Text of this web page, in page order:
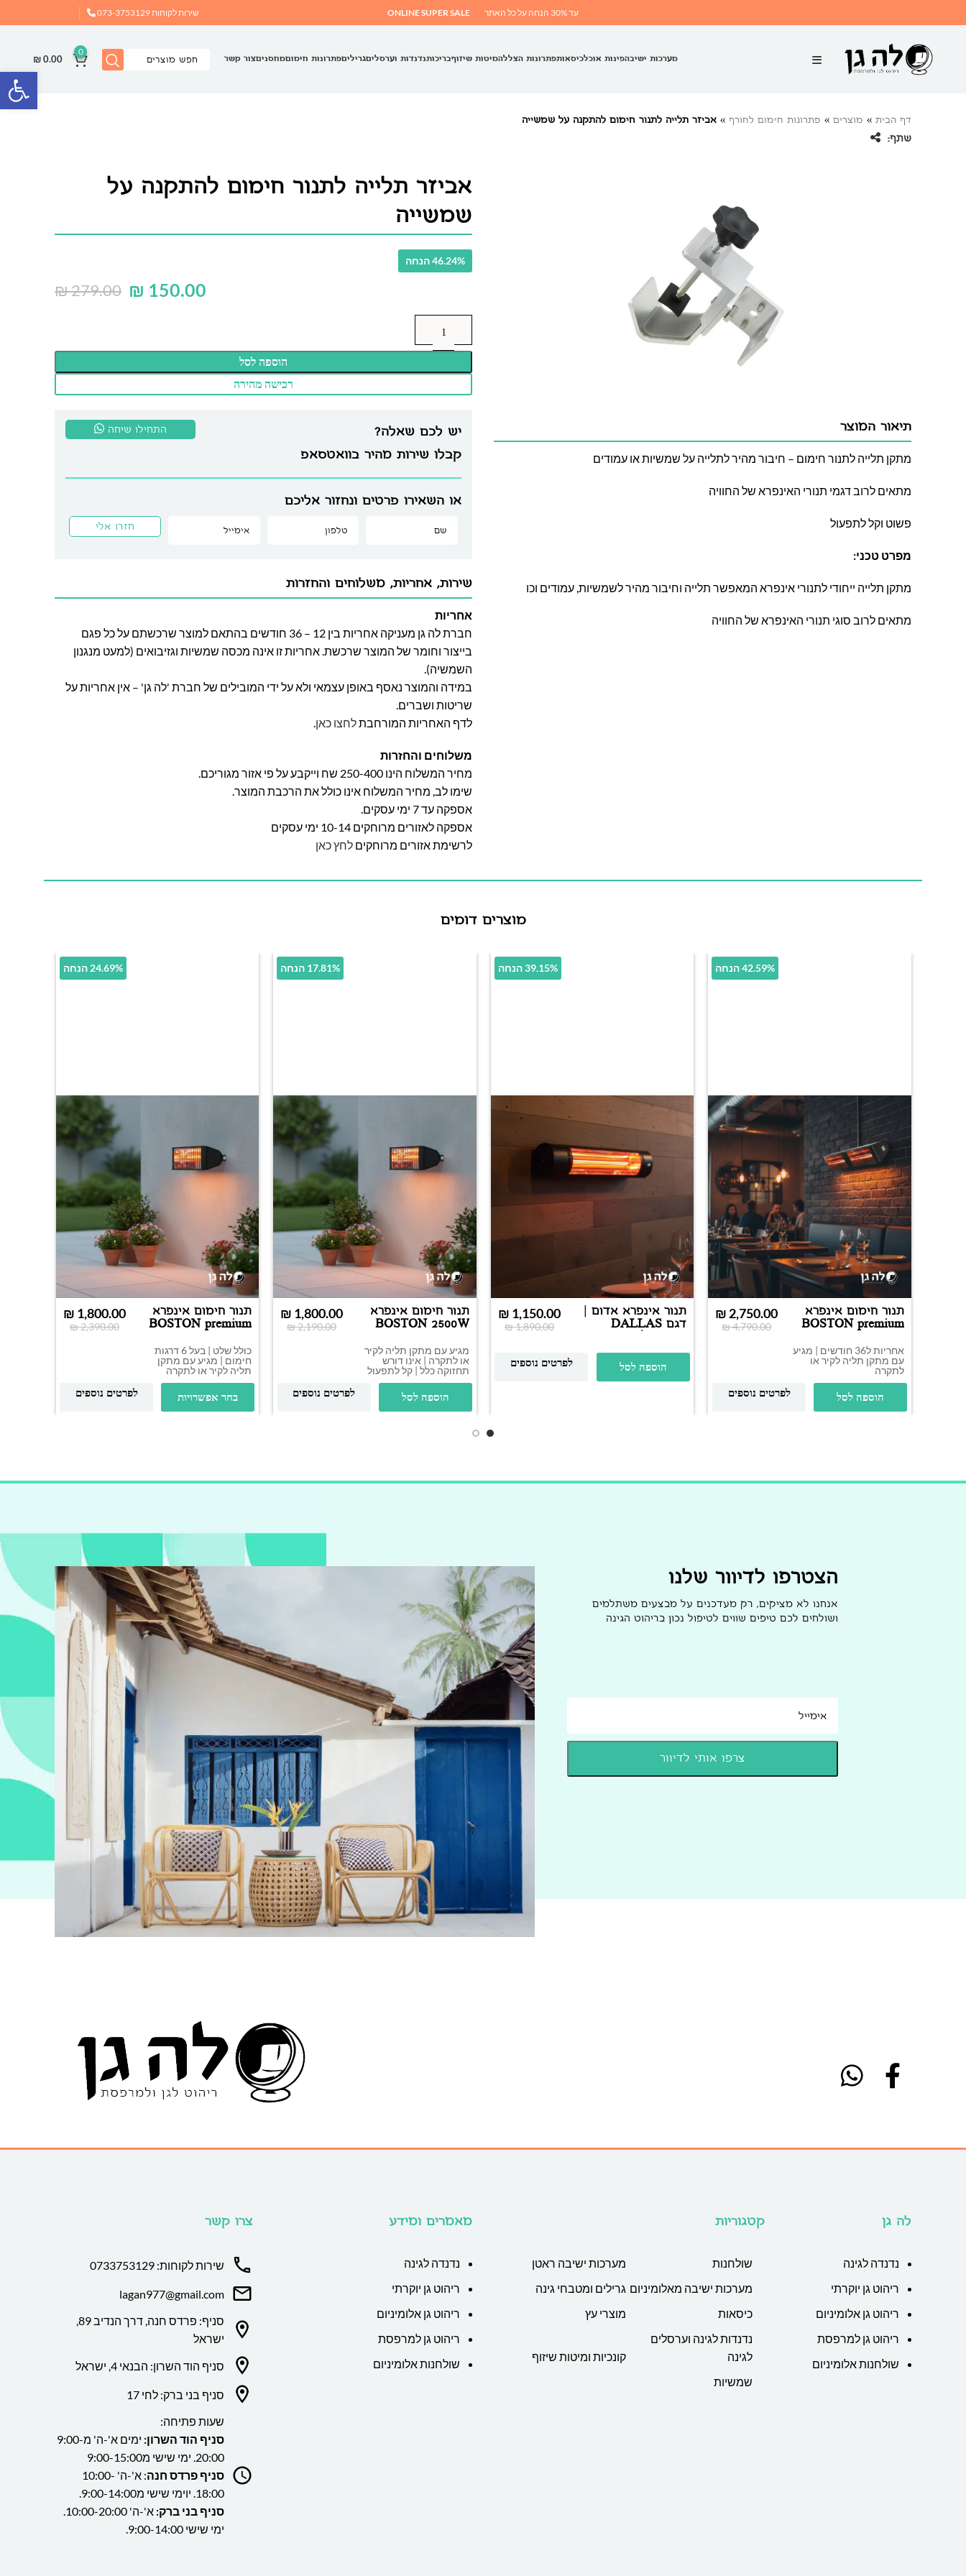
עד 30% הנחה על כל האתר ONLINE SUPER SALE שירות לקוחות073-3753129
מערכות ישיבהפינות אוכלכיסאותפתרונות הצללהמיטות שיזוףבריכותנדנדות וערסליםגריליםפתרונות חימוםמחסניםצור קשר
0
₪0.00
דף הבית » מוצרים » פתרונות חימום לחורף » אביזר תלייה לתנור חימום להתקנה על שמשייה
שתף:
תיאור המוצר
מתקן תלייה לתנור חימום – חיבור מהיר לתלייה על שמשיות או עמודים
מתאים לרוב דגמי תנורי האינפרא של החוויה
פשוט וקל לתפעול
מפרט טכני:
מתקן תלייה ייחודי לתנורי אינפרא המאפשר תלייה וחיבור מהיר לשמשיות, עמודים וכו
מתאים לרוב סוגי תנורי האינפרא של החוויה
אביזר תלייה לתנור חימום להתקנה על
שמשייה
46.24% הנחה
₪279.00 ₪ 150.00
הוספה לסל
רכישה מהירה
יש לכם שאלה?
קבלו שירות מהיר בוואטסאפ
התחילו שיחה
או השאירו פרטים ונחזור אליכם
שירות, אחריות, משלוחים והחזרות
אחריות
חברת לה גן מעניקה אחריות בין 12 – 36 חודשים בהתאם למוצר שרכשתם על כל פגם
בייצור וחומר של המוצר שרכשת. אחריות זו אינה מכסה שמשיות וגזיבואים (למעט מנגנון
השמשיה).
במידה והמוצר נאסף באופן עצמאי ולא על ידי המובילים של חברת 'לה גן' – אין אחריות על
שריטות ושברים.
לדף האחריות המורחבתלחצו כאן.
משלוחים והחזרות
מחיר המשלוח הינו 250-400 שח וייקבע על פי אזור מגוריכם.
שימו לב, מחיר המשלוח אינו כולל את הרכבת המוצר.
אספקה עד 7 ימי עסקים.
אספקה לאזורים מרוחקים 10-14 ימי עסקים
לרשימת אזורים מרוחקים לחץ כאן
מוצרים דומים
42.59% הנחה
תנור חימום אינפרא
BOSTON premium
אחריות ל36 חודשים | מגיע
עם מתקן תליה לקיר או
לתקרה
₪4,790.00
₪2,750.00
הוספה לסל לפרטים נוספים
39.15% הנחה
תנור אינפרא אדום |
דגם DALLAS
₪1,890.00
₪ 1,150.00
הוספה לסל לפרטים נוספים
17.81% הנחה
תנור חימום אינפרא
BOSTON 2500W
מגיע עם מתקן תליה לקיר
או לתקרה | אינו דורש
תחזוקה כלל | קל לתפעול
₪2,190.00
₪ 1,800.00
הוספה לסל לפרטים נוספים
24.69% הנחה
תנור חימום אינפרא
BOSTON premium
כולל שלט | בעל 6 דרגות
חימום | מגיע עם מתקן
תליה לקיר או לתקרה
₪2,390.00
₪ 1,800.00
בחר אפשרויות לפרטים נוספים
הצטרפו לדיוור שלנו
אנחנו לא מציקים, רק מעדכנים על מבצעים משתלמים
ושולחים לכם טיפים שווים לטיפול נכון בריהוט הגינה
לה גן
נדנדה לגינה
ריהוט גן יוקרתי
ריהוט גן אלומיניום
ריהוט גן למרפסת
שולחנות אלומיניום
קטגוריות
שולחנות
מערכות ישיבה ראטן
מערכות ישיבה מאלומיניום גרילים ומטבחי גינה
כיסאות
מוצרי עץ
נדנדות לגינה וערסלים
לגינה
קונכיות ומיטות שיזוף
שמשיות
מאמרים ומידע
נדנדה לגינה
ריהוט גן יוקרתי
ריהוט גן אלומיניום
ריהוט גן למרפסת
שולחנות אלומיניום
צרו קשר
שירות לקוחות: 0733753129
lagan977@gmail.com
סניף: פרדס חנה, דרך הנדיב 89,
ישראל
סניף הוד השרון: הבנאי 4, ישראל
סניף בני ברק: לחי 17
שעות פתיחה:
סניף הוד השרון:
ימים א'-ה' מ9:00-
20:00. ימי שישי מ9:00-15:00
סניף פרדס חנה
: א'-ה' 10:00-
18:00. יוימי שישי מ9:00-14:00.
סניף בני ברק:
א'-ה' 10:00-20:00.
ימי שישי 9:00-14:00.